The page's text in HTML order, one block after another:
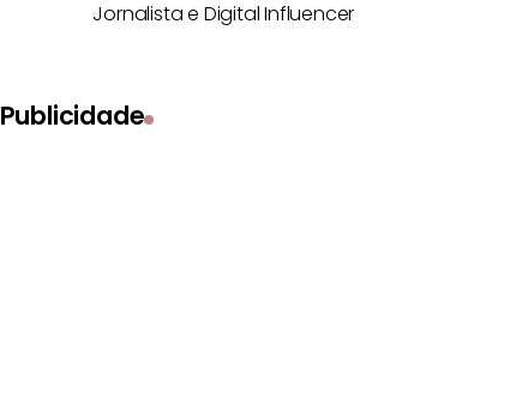
Jornalista e Digital Influencer
Publicidade